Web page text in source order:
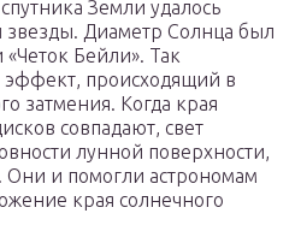
Земли удалось
звезды. Диаметр Солнца был
Бейли». Так
эффект, происходящий в
затмения. Когда края
совпадают, свет
лунной поверхности,
Они и помогли астрономам
края солнечного